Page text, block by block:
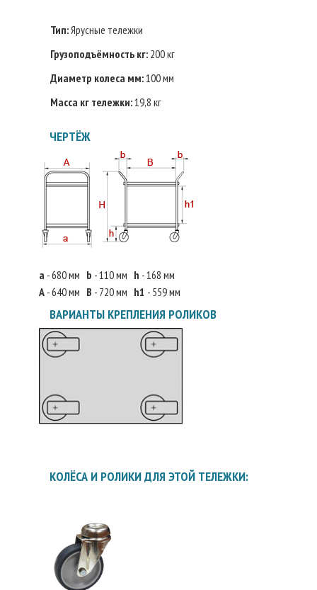
Тип:Ярусные тележки
Грузоподъёмность кг: 200 кг
Диаметр колеса мм:100 мм
Масса кг тележки:19,8 кг
ЧЕРТЁЖ
a - 680 мм b - 110 мм h - 168 мм
А - 640 мм В - 720 мм h1 - 559 мм
ВАРИАНТЫ КРЕПЛЕНИЯ РОЛИКОВ
КОЛЁСА И РОЛИКИ ДЛЯ ЭТОЙ ТЕЛЕЖКИ: